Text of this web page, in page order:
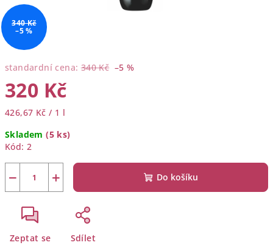
standardní cena: 340 Kč –5 %
320 Kč
Měrná
426,67 Kč / 1 l
Skladem(5 ks)
Kód: 2
+
− Do košíku
Zeptat se Sdílet
340 Kč
–5 %